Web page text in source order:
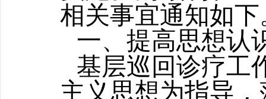
相关事宜通知如下
一、提高思想认
基层巡回诊疗工
主义思想为指导